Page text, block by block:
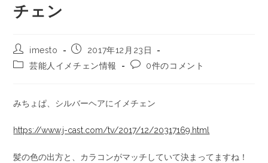
チェン
imesto
2017年12月23日
芸能人イメチェン情報
0件のコメント
みちょぱ、シルバーヘアにイメチェン
https://www.j-cast.com/tv/2017/12/20317169.html
髪の色の出方と、カラコンがマッチしていて決まってますね！